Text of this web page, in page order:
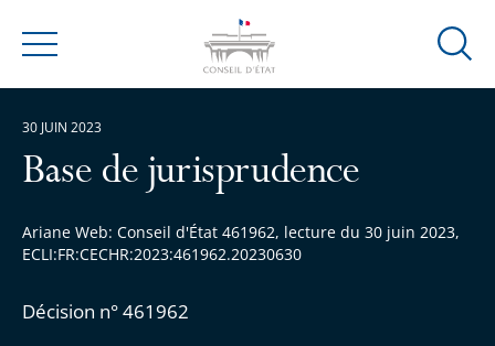
Menu
Ouvrir
Base de jurisprudence
Ariane Web: Conseil d'État 461962, lecture du 30 juin 2023,
ECLI:FR:CECHR:2023:461962.20230630
Décision n° 461962
30 JUIN 2023